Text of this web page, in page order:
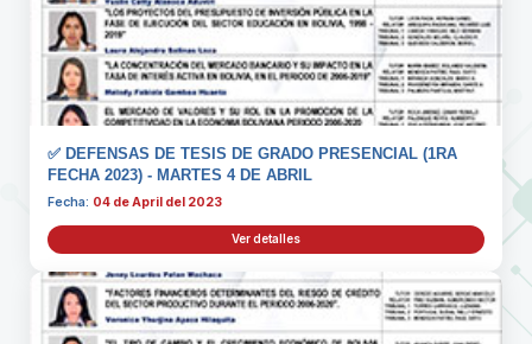
✅ DEFENSAS DE TESIS DE GRADO PRESENCIAL (1RA
FECHA 2023) - MARTES 4 DE ABRIL
Fecha: 04 de April del 2023
Ver detalles